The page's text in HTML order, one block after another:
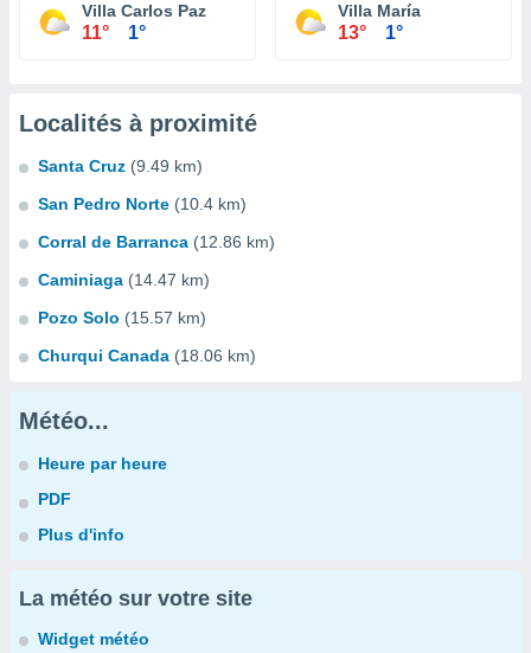
Villa Carlos Paz
11° 1°
Villa María
13° 1°
Localités à proximité
Santa Cruz (9.49 km)
San Pedro Norte (10.4 km)
Corral de Barranca (12.86 km)
Caminiaga (14.47 km)
Pozo Solo (15.57 km)
Churqui Canada (18.06 km)
Météo...
Heure par heure
PDF
Plus d'info
La météo sur votre site
Widget météo